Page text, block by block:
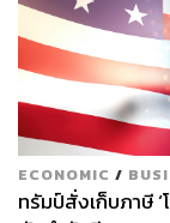
ECONOMIC /
ทรัมป์สั่งเก็บภาษี